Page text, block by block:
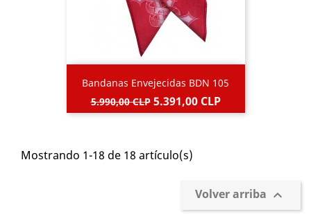
Bandanas Envejecidas BDN 105
Precio
base
5.990,00 CLP Precio
5.391,00 CLP
Mostrando 1-18 de 18 artículo(s)
Volver arriba 